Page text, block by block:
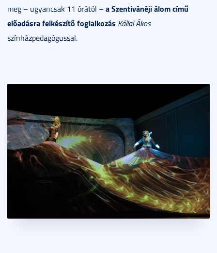
meg – ugyancsak 11 órától – a Szentivánéji álom című
előadásra felkészítő foglalkozás Kállai Ákos
színházpedagógussal.